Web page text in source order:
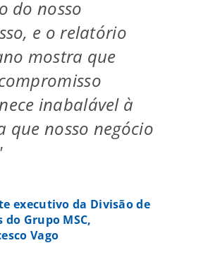
do nosso
e o relatório
mostra que
inabalável à
que nosso negócio
executivo da Divisão de
do Grupo MSC,
Vago